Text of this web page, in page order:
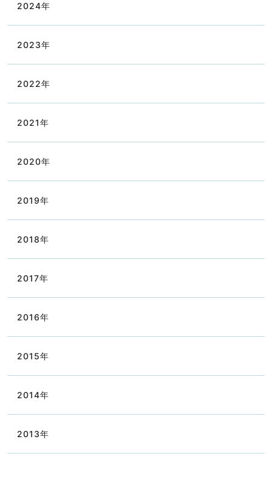
2024年
2023年
2022年
2021年
2020年
2019年
2018年
2017年
2016年
2015年
2014年
2013年